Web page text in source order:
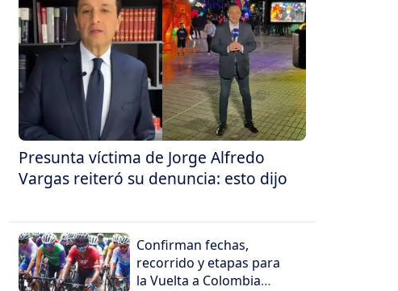
Presunta víctima de Jorge Alfredo
Vargas reiteró su denuncia: esto dijo
Confirman fechas,
recorrido y etapas para
la Vuelta a Colombia